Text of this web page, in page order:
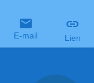
E-mail Lien